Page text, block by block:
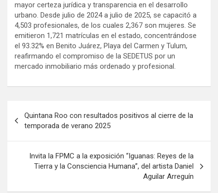
mayor certeza jurídica y transparencia en el desarrollo
urbano. Desde julio de 2024 a julio de 2025, se capacitó a
4,503 profesionales, de los cuales 2,367 son mujeres. Se
emitieron 1,721 matrículas en el estado, concentrándose
el 93.32% en Benito Juárez, Playa del Carmen y Tulum,
reafirmando el compromiso de la SEDETUS por un
mercado inmobiliario más ordenado y profesional.
de
entradas
Quintana Roo con resultados positivos al cierre de la
temporada de verano 2025
Invita la FPMC a la exposición “Iguanas: Reyes de la
Tierra y la Consciencia Humana”, del artista Daniel
Aguilar Arreguín